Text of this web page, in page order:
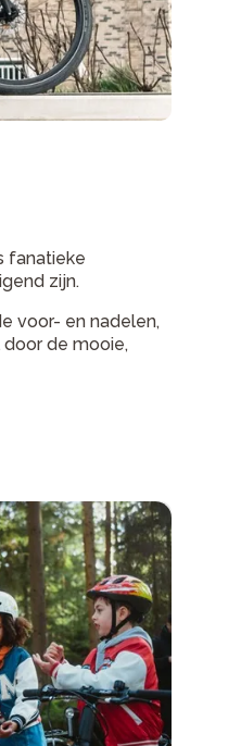
fanatieke
zijn.
voor- en nadelen,
de mooie,